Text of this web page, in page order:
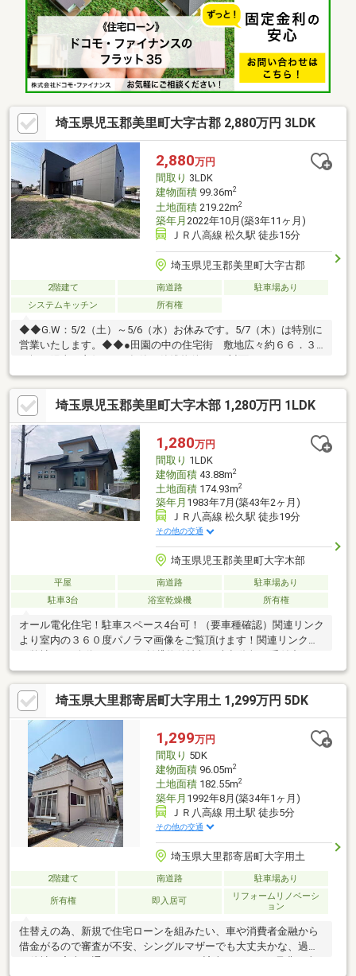
ーション」のベースとして最高のキャンバスになります。
埼玉県児玉郡美里町大字古郡 2,880万円 3LDK
2,880万円
間取り 3LDK
建物面積99.36m2
土地面積219.22m2
築年月 2022年10月(築3年11ヶ月)
ＪＲ八高線 松久駅 徒歩15分
埼玉県児玉郡美里町大字古郡
2階建て 南道路
駐車場あり
システムキッチン
所有権
◆◆G.W：5/2（土）～5/6（水）お休みです。5/7（木）は特別に
営業いたします。◆◆●田園の中の住宅街 敷地広々約６６．３
リビングを見渡せます●キッチンに食品庫付き。まとめ買いした
食品や大きなお鍋などスッキリ収納できます●毎日のことを気持
ちよく、生活を快適にする水回り集中の間取りです●洗面所と浴
室に窓付き。通気良好です●収納充実！お部屋を広く使えます●１
階に収納力の高いウォークインクローゼット付きです。よく使う
ものや大きな物も簡単に収納出来ます●全居室二面採光。お部屋
の奥まで日が差し込み室内とても明るいです●お庭もバル
埼玉県児玉郡美里町大字木部 1,280万円 1LDK
1,280万円
間取り 1LDK
建物面積43.88m2
土地面積174.93m2
築年月 1983年7月(築43年2ヶ月)
ＪＲ八高線 松久駅 徒歩19分
その他の交通
埼玉県児玉郡美里町大字木部
平屋 南道路
駐車場あり
駐車3台
浴室乾燥機 所有権
オール電化住宅！駐車スペース4台可！（要車種確認）関連リンク
より室内の３６０度パノラマ画像をご覧頂けます！関連リンクよ
す！〇アットホームズの誓い〇＊無理な営業電話・しつこい訪問
は致しません。＊お客様のご希望がない限り、お伺いすることは
ございません。＊お客様との「やりとり」は原則メールで行いま
す。＊売込みは一切致しません。物件を決めるのは「お客様」で
す。＊専任物件・自社物件の無理なお薦めは致しません。＊全て
の物件を開示・発信します。
埼玉県大里郡寄居町大字用土 1,299万円 5DK
1,299万円
間取り 5DK
建物面積96.05m2
土地面積182.55m2
築年月 1992年8月(築34年1ヶ月)
ＪＲ八高線 用土駅 徒歩5分
その他の交通
埼玉県大里郡寄居町大字用土
2階建て 南道路 駐車場あり
所有権 即入居可
リフォームリノベーシ
ョン
住替えの為、新規で住宅ローンを組みたい、車や消費者金融から
借金がるので審査が不安、シングルマザーでも大丈夫かな、過去
に他社で審査が通らなかった、 1つでも該当していたら是非、当